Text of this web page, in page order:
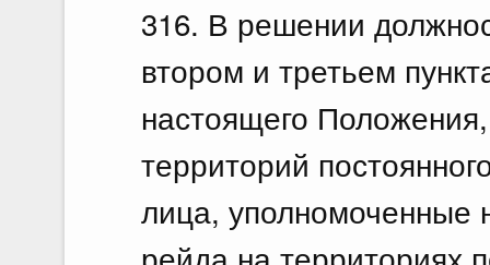
316. В решении
втором и третьем
настоящего
территорий
лица, уполномоченные